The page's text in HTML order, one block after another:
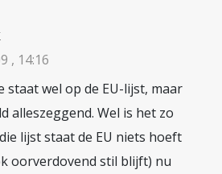
, 14:16
staat wel op de EU-lijst, maar
alleszeggend. Wel is het zo
lijst staat de EU niets hoeft
oorverdovend stil blijft) nu